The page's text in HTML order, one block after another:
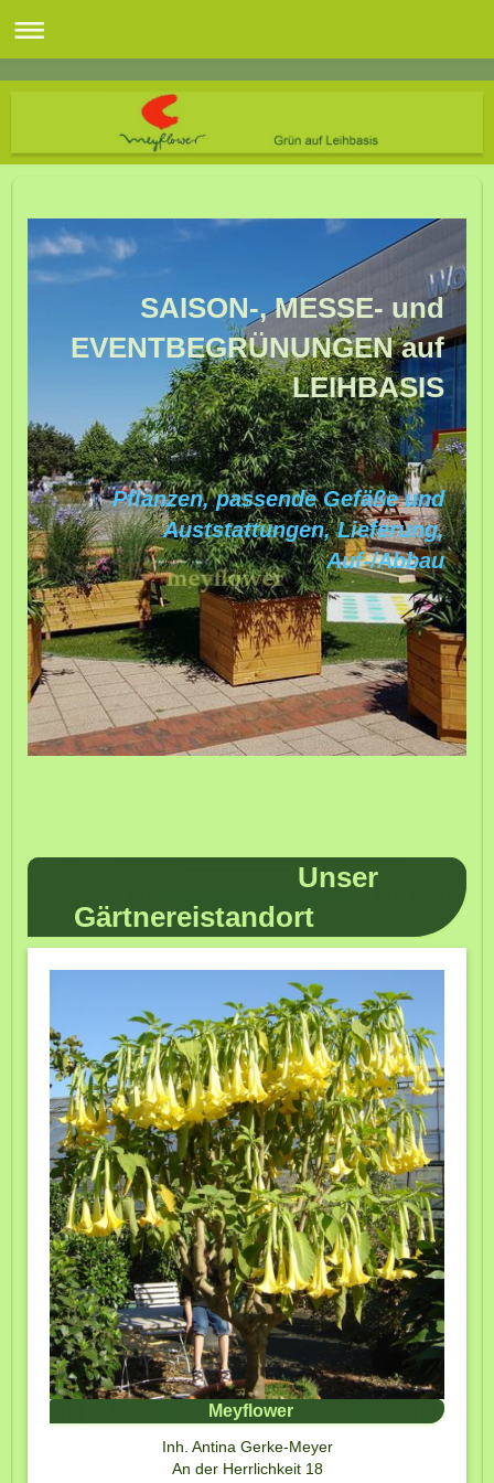
SAISON-, MESSE- und
EVENTBEGRÜNUNGEN auf
LEIHBASIS
Pflanzen, passende Gefäße und
Auststattungen, Lieferung,
Auf-/Abbau
Unser
Gärtnereistandort
Meyflower
Inh. Antina Gerke-Meyer
An der Herrlichkeit 18